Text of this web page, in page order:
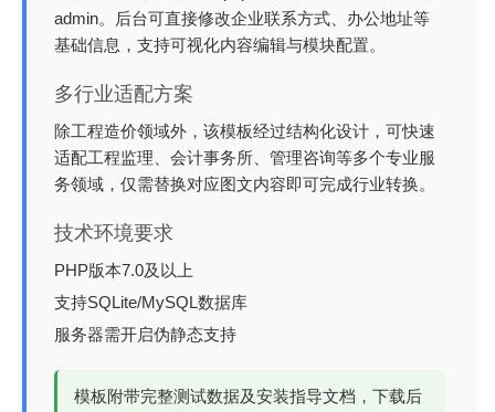
admin。后台可直接修改企业联系方式、办公地址等
基础信息，支持可视化内容编辑与模块配置。
多行业适配方案
除工程造价领域外，该模板经过结构化设计，可快速
适配工程监理、会计事务所、管理咨询等多个专业服
务领域，仅需替换对应图文内容即可完成行业转换。
技术环境要求
PHP版本7.0及以上
支持SQLite/MySQL数据库
服务器需开启伪静态支持
模板附带完整测试数据及安装指导文档，下载后